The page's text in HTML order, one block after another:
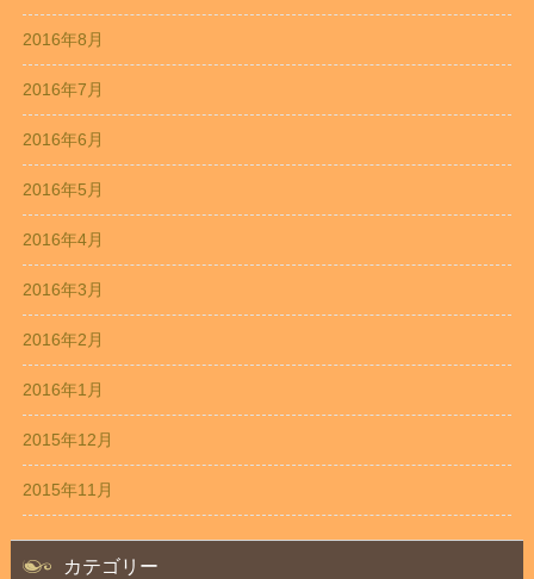
2016年8月
2016年7月
2016年6月
2016年5月
2016年4月
2016年3月
2016年2月
2016年1月
2015年12月
2015年11月
カテゴリー